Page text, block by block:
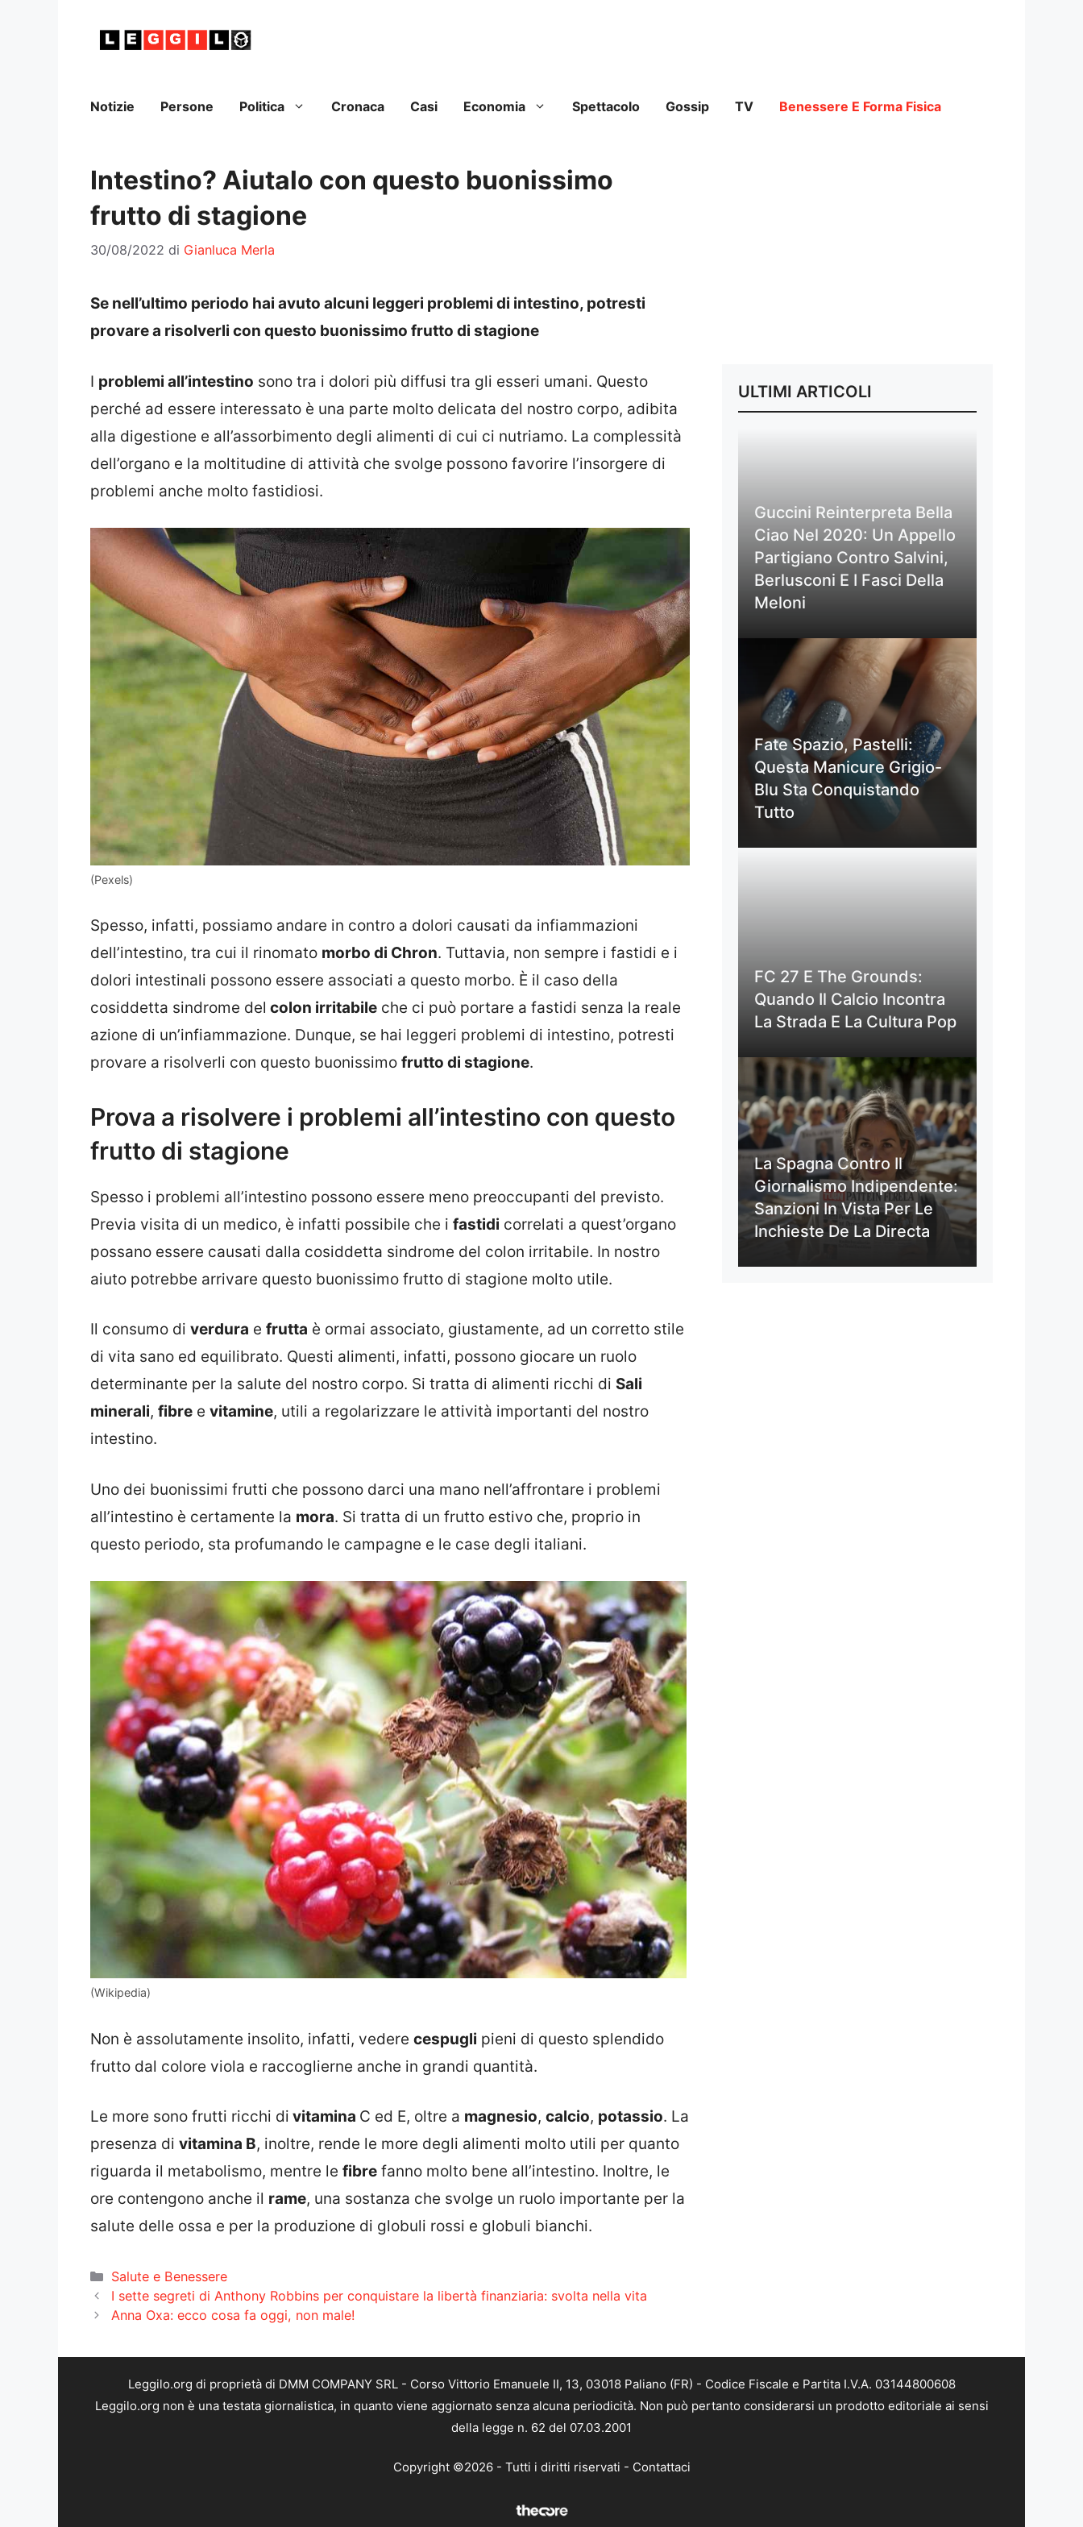
Notizie Persone Politica Cronaca Casi Economia Spettacolo Gossip TV Benessere E Forma Fisica
Intestino? Aiutalo con questo buonissimo
frutto di stagione
30/08/2022 di Gianluca Merla
Se nell’ultimo periodo hai avuto alcuni leggeri problemi di intestino, potresti
provare a risolverli con questo buonissimo frutto di stagione
I problemi all’intestino sono tra i dolori più diffusi tra gli esseri umani. Questo
perché ad essere interessato è una parte molto delicata del nostro corpo, adibita
alla digestione e all’assorbimento degli alimenti di cui ci nutriamo. La complessità
dell’organo e la moltitudine di attività che svolge possono favorire l’insorgere di
problemi anche molto fastidiosi.
(Pexels)
Spesso, infatti, possiamo andare in contro a dolori causati da infiammazioni
dell’intestino, tra cui il rinomato morbo di Chron. Tuttavia, non sempre i fastidi e i
dolori intestinali possono essere associati a questo morbo. È il caso della
cosiddetta sindrome del colon irritabile che ci può portare a fastidi senza la reale
azione di un’infiammazione. Dunque, se hai leggeri problemi di intestino, potresti
provare a risolverli con questo buonissimo frutto di stagione.
Prova a risolvere i problemi all’intestino con questo
frutto di stagione
Spesso i problemi all’intestino possono essere meno preoccupanti del previsto.
Previa visita di un medico, è infatti possibile che i fastidi correlati a quest’organo
possano essere causati dalla cosiddetta sindrome del colon irritabile. In nostro
aiuto potrebbe arrivare questo buonissimo frutto di stagione molto utile.
Il consumo di verdura e frutta è ormai associato, giustamente, ad un corretto stile
di vita sano ed equilibrato. Questi alimenti, infatti, possono giocare un ruolo
determinante per la salute del nostro corpo. Si tratta di alimenti ricchi di Sali
minerali, fibre e vitamine, utili a regolarizzare le attività importanti del nostro
intestino.
Uno dei buonissimi frutti che possono darci una mano nell’affrontare i problemi
all’intestino è certamente la mora. Si tratta di un frutto estivo che, proprio in
questo periodo, sta profumando le campagne e le case degli italiani.
(Wikipedia)
Non è assolutamente insolito, infatti, vedere cespugli pieni di questo splendido
frutto dal colore viola e raccoglierne anche in grandi quantità.
Le more sono frutti ricchi di vitamina C ed E, oltre a magnesio, calcio, potassio. La
presenza di vitamina B, inoltre, rende le more degli alimenti molto utili per quanto
riguarda il metabolismo, mentre le fibre fanno molto bene all’intestino. Inoltre, le
ore contengono anche il rame, una sostanza che svolge un ruolo importante per la
salute delle ossa e per la produzione di globuli rossi e globuli bianchi.
Categorie
Salute e Benessere
I sette segreti di Anthony Robbins per conquistare la libertà finanziaria: svolta nella vita
Anna Oxa: ecco cosa fa oggi, non male!
ULTIMI ARTICOLI
Guccini Reinterpreta Bella
Ciao Nel 2020: Un Appello
Partigiano Contro Salvini,
Berlusconi E I Fasci Della
Meloni
Fate Spazio, Pastelli:
Questa Manicure Grigio-
Blu Sta Conquistando
Tutto
FC 27 E The Grounds:
Quando Il Calcio Incontra
La Strada E La Cultura Pop
La Spagna Contro Il
Giornalismo Indipendente:
Sanzioni In Vista Per Le
Inchieste De La Directa
Leggilo.org di proprietà di DMM COMPANY SRL - Corso Vittorio Emanuele II, 13, 03018 Paliano (FR) - Codice Fiscale e Partita I.V.A. 03144800608
Leggilo.org non è una testata giornalistica, in quanto viene aggiornato senza alcuna periodicità. Non può pertanto considerarsi un prodotto editoriale ai sensi
della legge n. 62 del 07.03.2001
Copyright ©2026 - Tutti i diritti riservati - Contattaci